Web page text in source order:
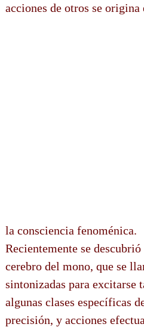
acciones de otros se
la consciencia fenoménica.
Recientemente se
cerebro del mono, que se
sintonizadas para excitarse
algunas clases específicas
precisión, y acciones